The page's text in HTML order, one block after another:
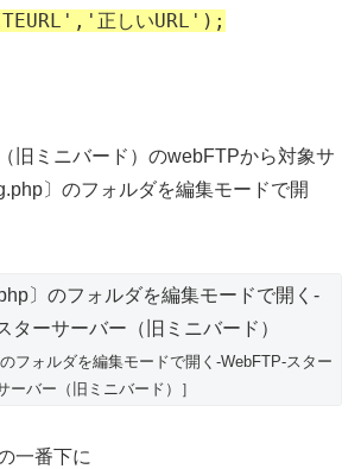
正しいURL');
旧ミニバード）のwebFTPから対象サ
〕のフォルダを編集モードで開
のフォルダを編集モードで開く-WebFTP-スター
ーバー（旧ミニバード）］
一番下に